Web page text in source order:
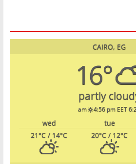
CAIRO, EG
16°
partly
4:56 pm EET
tue
wed
20°C / 12°C
21°C / 14°C